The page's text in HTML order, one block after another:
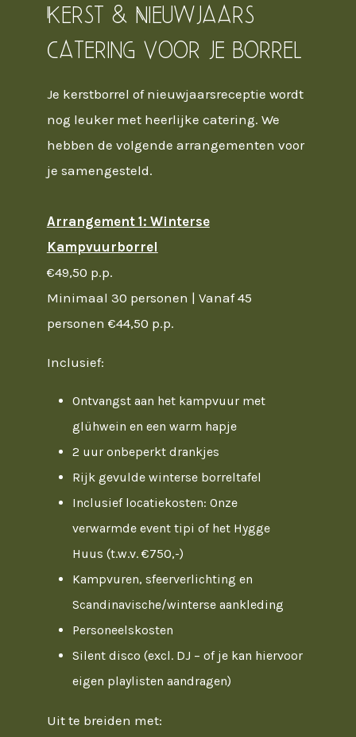
Kerst & Nieuwjaars
catering voor je borrel
Je kerstborrel of nieuwjaarsreceptie wordt
nog leuker met heerlijke catering. We
hebben de volgende arrangementen voor
je samengesteld.
Arrangement 1: Winterse
Kampvuurborrel
€49,50 p.p.
Minimaal 30 personen | Vanaf 45
personen €44,50 p.p.
Inclusief:
Ontvangst aan het kampvuur met
glühwein en een warm hapje
2 uur onbeperkt drankjes
Rijk gevulde winterse borreltafel
Inclusief locatiekosten: Onze
verwarmde event tipi of het Hygge
Huus (t.w.v. €750,-)
Kampvuren, sfeerverlichting en
Scandinavische/winterse aankleding
Personeelskosten
Silent disco (excl. DJ – of je kan hiervoor
eigen playlisten aandragen)
Uit te breiden met: